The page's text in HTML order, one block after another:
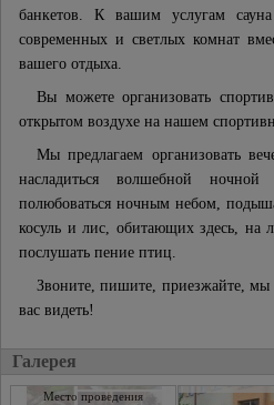
банкетов. К вашим услугам
современных и светлых комнат
вашего отдыха.
Вы можете организовать
открытом воздухе на нашем
Мы предлагаем организовать
насладиться волшебной
полюбоваться ночным небом,
косуль и лис, обитающих здесь, на
послушать пение птиц.
Звоните, пишите, приезжайте, мы
вас видеть!
Галерея
Место проведения